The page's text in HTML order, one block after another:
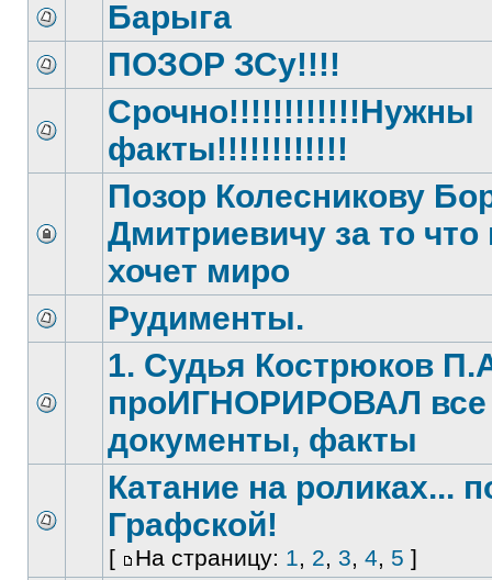
Барыга
ПОЗОР ЗСу!!!!
Срочно!!!!!!!!!!!!Нужны
факты!!!!!!!!!!!!
Позор Колесникову
Дмитриевичу за то что
хочет миро
Рудименты.
1. Судья Кострюков
проИГНОРИРОВАЛ все
документы, факты
Катание на роликах...
Графской!
[ На страницу: 1, 2, 3, 4, 5 ]